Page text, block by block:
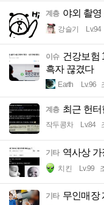
계층 야외 촬
강슬기 Lv.94
이슈 건강보험
흑자 끊겼다
Earth Lv.96
계층 최근 헌
작두콩차 Lv.84
기타 역사상 가
치킨 Lv.99
기타 무인매장